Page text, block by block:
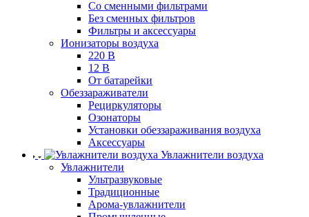
Cо сменными фильтрами
Без сменных фильтров
Фильтры и аксессуары
Ионизаторы воздуха
220 В
12 В
От батарейки
Обеззараживатели
Рециркуляторы
Озонаторы
Установки обеззараживания воздуха
Аксессуары
Увлажнители воздуха
Увлажнители
Ультразвуковые
Традиционные
Арома-увлажнители